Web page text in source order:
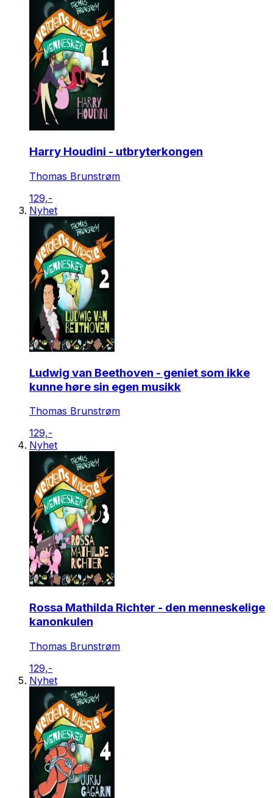
Harry Houdini - utbryterkongen
Thomas Brunstrøm
129,-
Nyhet
Ludwig van Beethoven - geniet som ikke
kunne høre sin egen musikk
Thomas Brunstrøm
129,-
Nyhet
Rossa Mathilda Richter - den menneskelige
kanonkulen
Thomas Brunstrøm
129,-
Nyhet